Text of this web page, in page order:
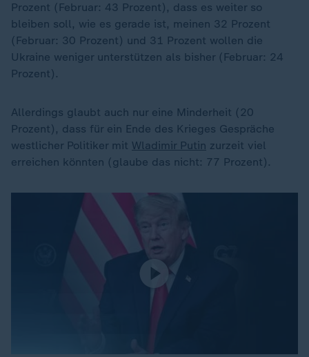
Prozent (Februar: 43 Prozent), dass es weiter so
bleiben soll, wie es gerade ist, meinen 32 Prozent
(Februar: 30 Prozent) und 31 Prozent wollen die
Ukraine weniger unterstützen als bisher (Februar: 24
Prozent).
Allerdings glaubt auch nur eine Minderheit (20
Prozent), dass für ein Ende des Krieges Gespräche
westlicher Politiker mit Wladimir Putin zurzeit viel
erreichen könnten (glaube das nicht: 77 Prozent).